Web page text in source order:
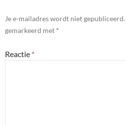
Je e-mailadres wordt niet gepubliceerd.
gemarkeerd met *
Reactie *